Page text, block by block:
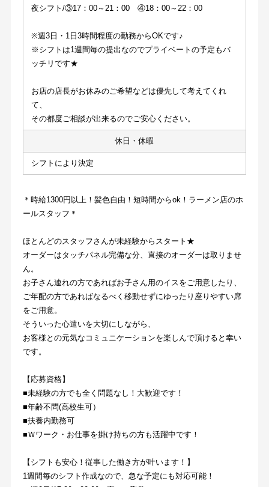
夜シフト/③17：00～21：00　④18：00～22：00
※週3日・1日3時間程度の勤務からOKです♪
※シフトは1週間毎の提出なのでプライベートの予定もバ
ッチリです★
お店の店長がお休みのご希望などは優先して考えてくれ
て、
その都度ご相談が出来るのでご安心ください。
休日・休暇
シフトにより決定
＊時給1300円以上！髪色自由！短時間からok！ラーメン店のホ
ールスタッフ＊
ほとんどのスタッフさんが未経験からスタート★
オーダーはタッチパネル完備な分、直接のオーダーは取りませ
ん。
お子さん連れの方であればお子さん用のイスをご用意したり、
ご年配の方であればなるべく移動せずにゆったり座りやすい席
をご用意。
そういった心遣いを大切にしながら、
お客様との元気なコミュニケーションを楽しんで頂けると幸い
です。
【応募資格】
■未経験の方でも全く問題なし！大歓迎です！
■年齢不問(高校生可）
■扶養内勤務可
■Ｗワーク・お仕事を掛け持ちの方も活躍中です！
【シフトも安心！従事した働き方が叶います！】
1週間毎のシフト作成なので、急な予定にも対応可能！